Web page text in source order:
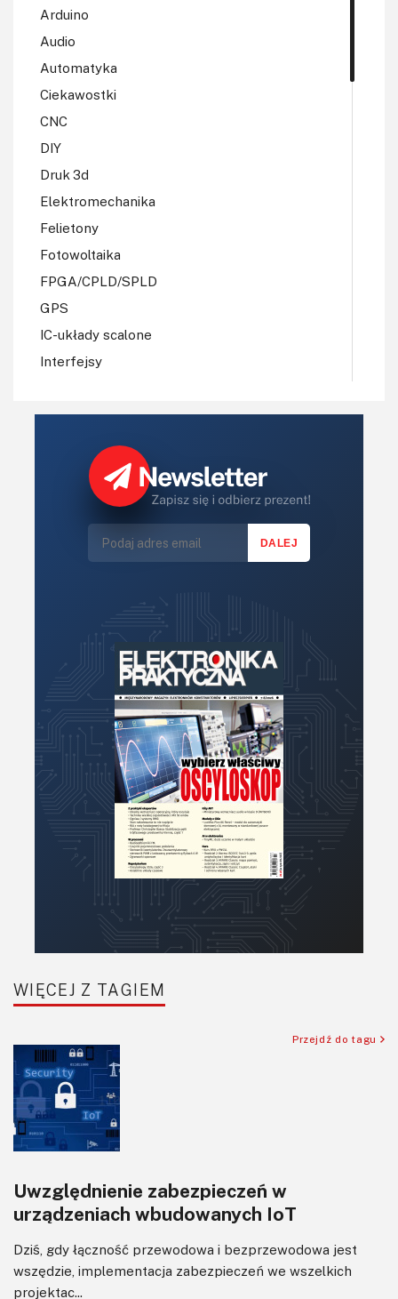
Arduino
Audio
Automatyka
Ciekawostki
CNC
DIY
Druk 3d
Elektromechanika
Felietony
Fotowoltaika
FPGA/CPLD/SPLD
GPS
IC-układy scalone
Interfejsy
Koła Naukowe
LED/LCD/OLED
Mechatronika
Optoelektronika
PCB/Montaż
Podstawy elektroniki
Podzespoły bierne
Półprzewodniki
Pomiary i testy
Projektowanie
Sensory
Software
Sterowanie
Transformatory
Tranzystory
Wzmacniacze
Zasilanie
WIĘCEJ Z TAGIEM
Przejdź do tagu
Uwzględnienie zabezpieczeń w
urządzeniach wbudowanych IoT
Dziś, gdy łączność przewodowa i bezprzewodowa jest
wszędzie, implementacja zabezpieczeń we wszelkich
projektac...